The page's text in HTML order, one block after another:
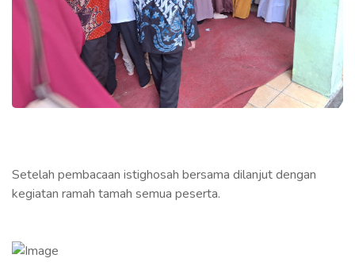
Setelah pembacaan istighosah bersama dilanjut dengan
kegiatan ramah tamah semua peserta.